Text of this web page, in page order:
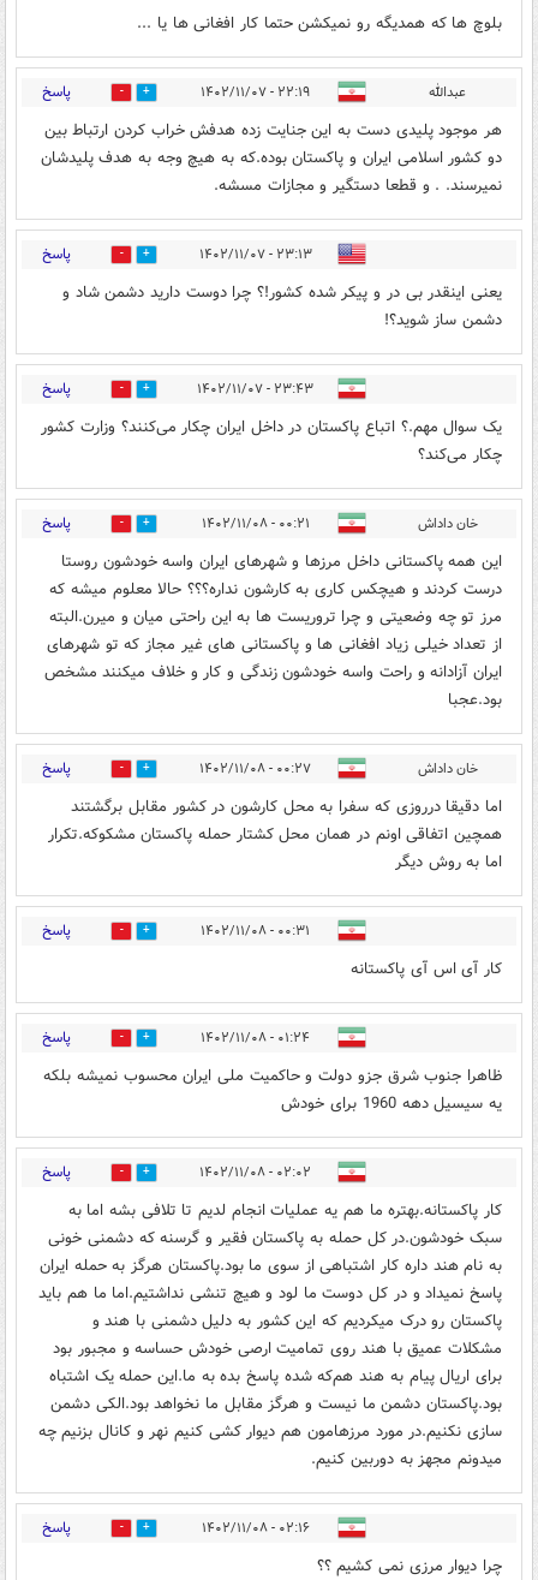
بلوچ ها که همدیگه رو نمیکشن حتما کار افغانی ها یا ...
عبدالله ۲۲:۱۹ - ۱۴۰۲/۱۱/۰۷ 8 پاسخ
هر موجود پلیدی دست به این جنایت زده هدفش خراب کردن ارتباط بین
دو کشور اسلامی ایران و پاکستان بوده.که به هیچ وجه به هدف پلیدشان
نمیرسند. . و قطعا دستگیر و مجازات مسشه.
۲۳:۱۳ - ۱۴۰۲/۱۱/۰۷ 8 پاسخ
یعنی اینقدر بی در و پیکر شده کشور!؟ چرا دوست دارید دشمن شاد و
دشمن ساز شوید؟!
۲۳:۴۳ - ۱۴۰۲/۱۱/۰۷ 13 پاسخ
یک سوال مهم.؟ اتباع پاکستان در داخل ایران چکار می‌کنند؟ وزارت کشور
چکار می‌کند؟
خان داداش ۰۰:۲۱ - ۱۴۰۲/۱۱/۰۸ 14 پاسخ
این همه پاکستانی داخل مرزها و شهرهای ایران واسه خودشون روستا
درست کردند و هیچکس کاری به کارشون نداره؟؟؟ حالا معلوم میشه که
مرز تو چه وضعیتی و چرا تروریست ها به این راحتی میان و میرن.البته
از تعداد خیلی زیاد افغانی ها و پاکستانی های غیر مجاز که تو شهرهای
ایران آزادانه و راحت واسه خودشون زندگی و کار و خلاف میکنند مشخص
بود.عجبا
خان داداش ۰۰:۲۷ - ۱۴۰۲/۱۱/۰۸ 9 پاسخ
اما دقیقا درروزی که سفرا به محل کارشون در کشور مقابل برگشتند
همچین اتفاقی اونم در همان محل کشتار حمله پاکستان مشکوکه.تکرار
اما به روش دیگر
۰۰:۳۱ - ۱۴۰۲/۱۱/۰۸ 9 پاسخ
کار آی اس آی پاکستانه
۰۱:۲۴ - ۱۴۰۲/۱۱/۰۸ 9 پاسخ
ظاهرا جنوب شرق جزو دولت و حاکمیت ملی ایران محسوب نمیشه بلکه
یه سیسیل دهه 1960 برای خودش
۰۲:۰۲ - ۱۴۰۲/۱۱/۰۸ 3 پاسخ
کار پاکستانه.بهتره ما هم یه عملیات انجام لدیم تا تلافی بشه اما به
سبک خودشون.در کل حمله به پاکستان فقیر و گرسنه که دشمنی خونی
به نام هند داره کار اشتباهی از سوی ما بود.پاکستان هرگز به حمله ایران
پاسخ نمیداد و در کل دوست ما لود و هیچ تنشی نداشتیم.اما ما هم باید
پاکستان رو درک میکردیم که این کشور به دلیل دشمنی با هند و
مشکلات عمیق با هند روی تمامیت ارصی خودش حساسه و مجبور بود
برای اریال پیام به هند هم‌که شده پاسخ بده به ما.این حمله یک اشتباه
بود.پاکستان دشمن ما نیست و هرگز مقابل ما نخواهد بود.الکی دشمن
سازی نکنیم.در مورد مرزهامون هم دیوار کشی کنیم نهر و کانال بزنیم چه
میدونم مجهز به دوربین کنیم.
۰۲:۱۶ - ۱۴۰۲/۱۱/۰۸ 7 پاسخ
چرا دیوار مرزی نمی کشیم ؟؟